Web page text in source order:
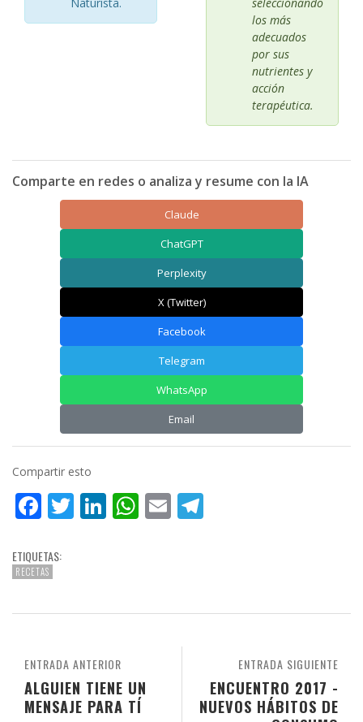
Naturista.
seleccionando
los más
adecuados
por sus
nutrientes y
acción
terapéutica.
Comparte en redes o analiza y resume con la IA
Claude
ChatGPT
Perplexity
X (Twitter)
Facebook
Telegram
WhatsApp
Email
Compartir esto
Facebook
Twitter
LinkedIn
WhatsApp
Email
ETIQUETAS:
RECETAS
ENTRADA SIGUIENTE
ENCUENTRO 2017 -
NUEVOS HÁBITOS DE
ENTRADA ANTERIOR
ALGUIEN TIENE UN
MENSAJE PARA TÍ